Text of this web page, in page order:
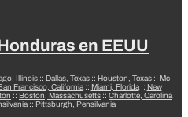
en EEUU
Illinois :: Dallas, Texas :: Houston, Texas :: Mc
Francisco, California:: Miami, Florida:: New
:: Boston, Massachusetts :: Charlotte, Carolina
:: Pittsburgh, Pensilvania